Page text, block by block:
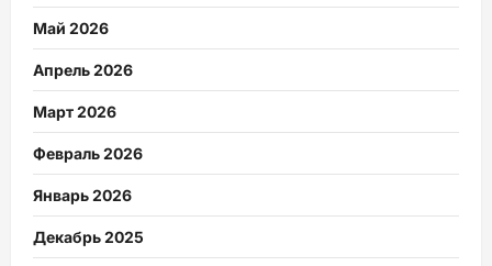
Май 2026
Апрель 2026
Март 2026
Февраль 2026
Январь 2026
Декабрь 2025